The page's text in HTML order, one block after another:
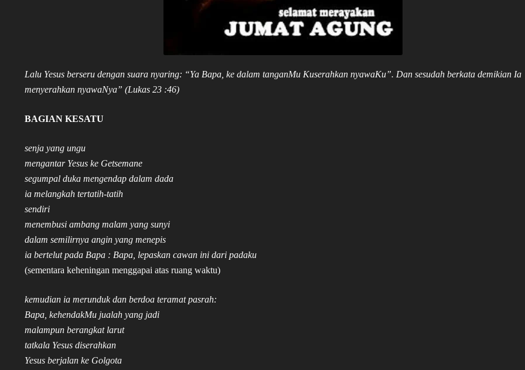
Lalu Yesus berseru dengan suara nyaring: “Ya Bapa, ke dalam tanganMu Kuserahkan nyawaKu”. Dan sesudah berkata demikian Ia
menyerahkan nyawaNya” (Lukas 23 :46)
BAGIAN KESATU
senja yang ungu
mengantar Yesus ke Getsemane
segumpal duka mengendap dalam dada
ia melangkah tertatih-tatih
sendiri
menembusi ambang malam yang sunyi
dalam semilirnya angin yang menepis
ia bertelut pada Bapa : Bapa, lepaskan cawan ini dari padaku
(sementara keheningan menggapai atas ruang waktu)
kemudian ia merunduk dan berdoa teramat pasrah:
Bapa, kehendakMu jualah yang jadi
malampun berangkat larut
tatkala Yesus diserahkan
Yesus berjalan ke Golgota